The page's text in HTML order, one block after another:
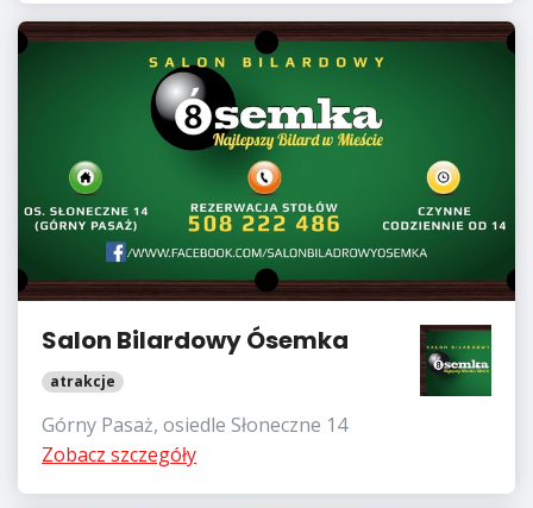
Salon Bilardowy Ósemka
atrakcje
Górny Pasaż, osiedle Słoneczne 14
Zobacz szczegóły